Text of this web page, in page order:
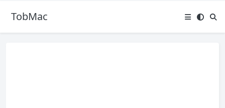
TobMac